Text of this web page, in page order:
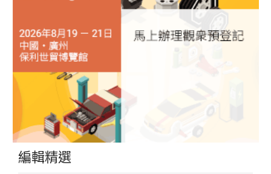
編輯精選